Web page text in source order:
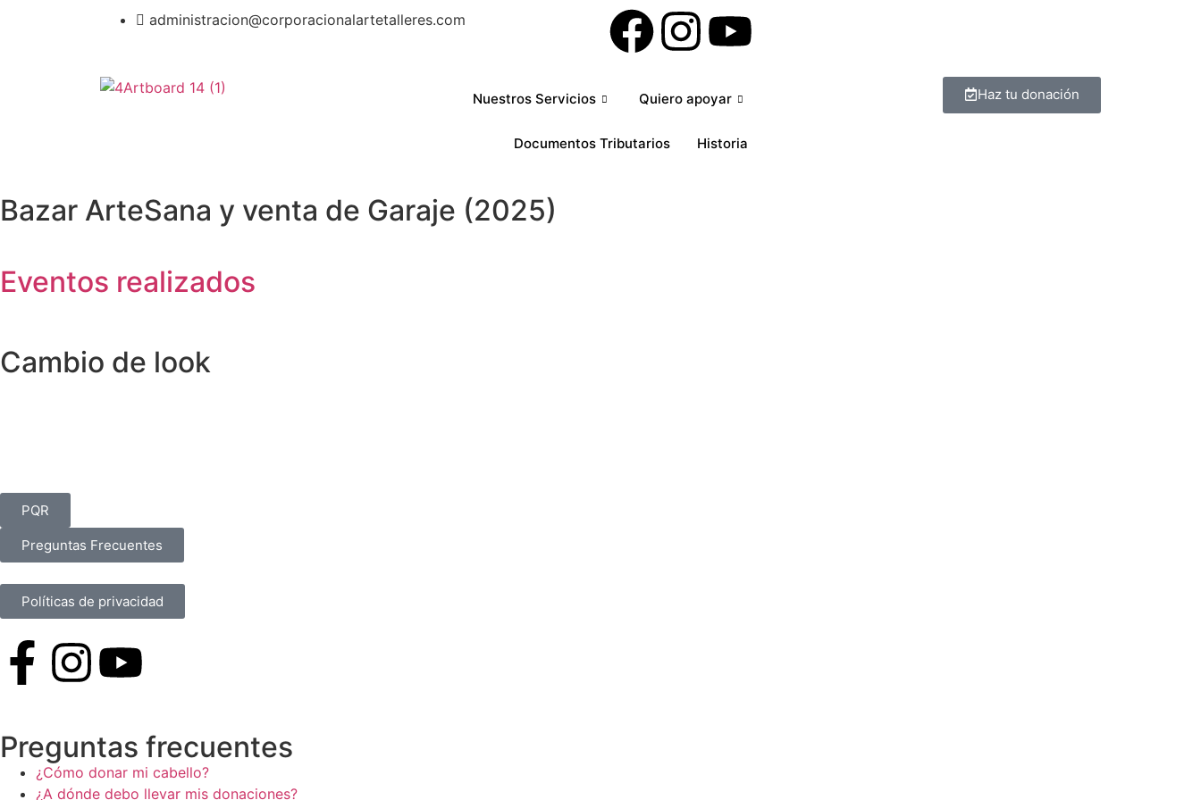
administracion@corporacionalartetalleres.com
Nuestros Servicios Quiero apoyar
Documentos Tributarios Historia
Haz tu donación
Bazar ArteSana y venta de Garaje (2025)
Eventos realizados
Cambio de look
PQR
Preguntas Frecuentes
Políticas de privacidad
Preguntas frecuentes
¿Cómo donar mi cabello?
¿A dónde debo llevar mis donaciones?